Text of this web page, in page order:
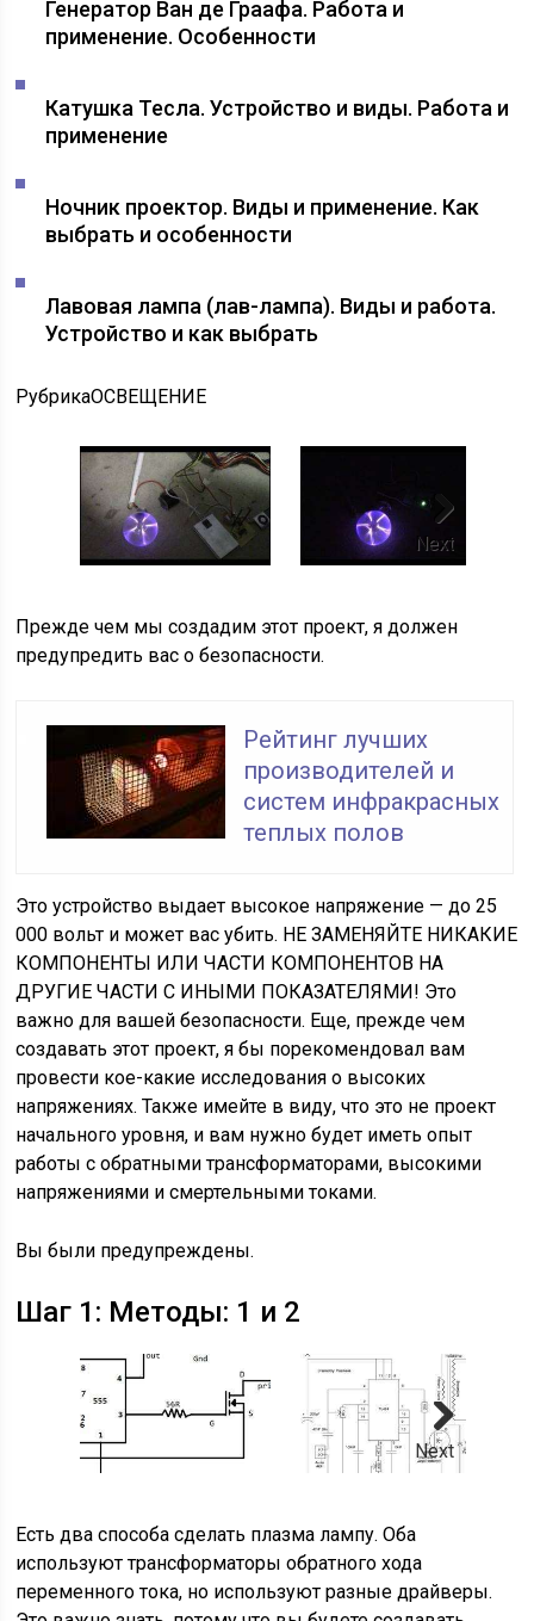
Генератор Ван де Граафа. Работа и
применение. Особенности
Катушка Тесла. Устройство и виды. Работа и
применение
Ночник проектор. Виды и применение. Как
выбрать и особенности
Лавовая лампа (лав-лампа). Виды и работа.
Устройство и как выбрать
РубрикаОСВЕЩЕНИЕ
Next
Прежде чем мы создадим этот проект, я должен
предупредить вас о безопасности.
Рейтинг лучших
производителей и
систем инфракрасных
теплых полов
Это устройство выдает высокое напряжение — до 25
000 вольт и может вас убить. НЕ ЗАМЕНЯЙТЕ НИКАКИЕ
КОМПОНЕНТЫ ИЛИ ЧАСТИ КОМПОНЕНТОВ НА
ДРУГИЕ ЧАСТИ С ИНЫМИ ПОКАЗАТЕЛЯМИ! Это
важно для вашей безопасности. Еще, прежде чем
создавать этот проект, я бы порекомендовал вам
провести кое-какие исследования о высоких
напряжениях. Также имейте в виду, что это не проект
начального уровня, и вам нужно будет иметь опыт
работы с обратными трансформаторами, высокими
напряжениями и смертельными токами.
Вы были предупреждены.
Шаг 1: Методы: 1 и 2
Next
Есть два способа сделать плазма лампу. Оба
используют трансформаторы обратного хода
переменного тока, но используют разные драйверы.